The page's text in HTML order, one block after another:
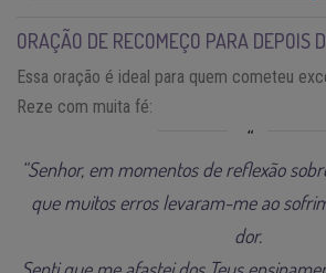
ORAÇÃO DE RECOMEÇO PARA DEPOIS
Essa oração é ideal para quem cometeu
Reze com muita fé:
“Senhor, em momentos de reflexão
que muitos erros levaram-me ao
dor.